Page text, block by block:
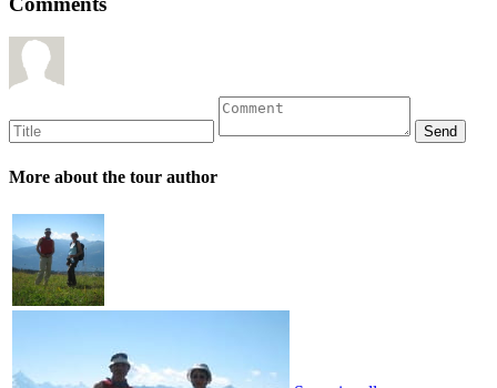
More about the tour author